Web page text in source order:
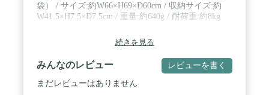
袋） / サイズ:約W66×H69×D60cm / 収納サイズ:約
W41.5×H7.5×D7.5cm / 重量:約640g / 耐荷重:約8kg
続きを見る
みんなのレビュー レビューを書く
まだレビューはありません